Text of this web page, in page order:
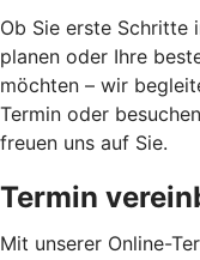
Ob Sie erste Schritte
planen oder Ihre
möchten – wir
Termin oder
freuen uns auf Sie.
Termin
Mit unserer Online-